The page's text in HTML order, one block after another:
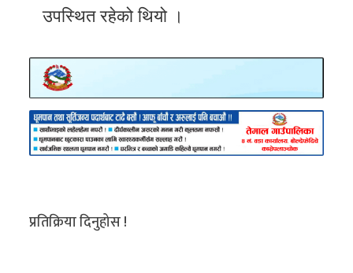
उपस्थित रहेको थियो ।
प्रतिक्रिया दिनुहोस !